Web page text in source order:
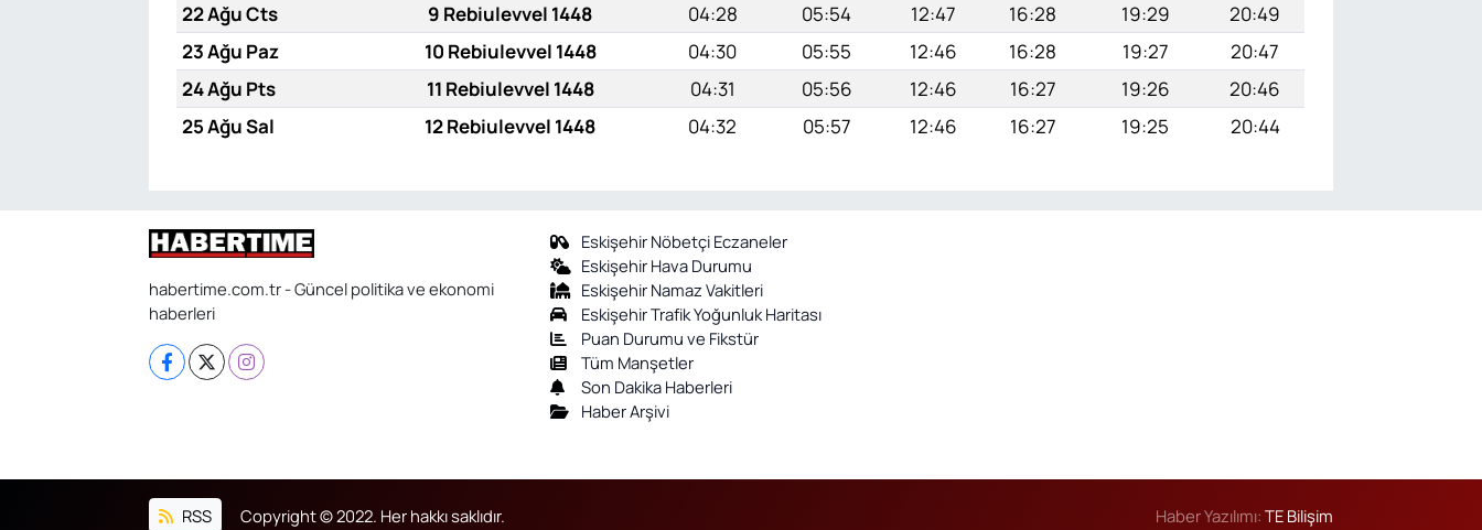
22 Ağu Cts
9 Rebiulevvel 1448 04:28 05:54 12:47 16:28 19:29
20:49
23 Ağu Paz
10 Rebiulevvel 1448 04:30 05:55 12:46 16:28 19:27
20:47
24 Ağu Pts
11 Rebiulevvel 1448 04:31 05:56 12:46 16:27 19:26
20:46
25 Ağu Sal
12 Rebiulevvel 1448 04:32 05:57 12:46 16:27 19:25 20:44
habertime.com.tr - Güncel politika ve ekonomi
haberleri
Eskişehir Nöbetçi Eczaneler
Eskişehir Hava Durumu
Eskişehir Namaz Vakitleri
Eskişehir Trafik Yoğunluk Haritası
Puan Durumu ve Fikstür
Tüm Manşetler
Son Dakika Haberleri
Haber Arşivi
RSS Copyright © 2022. Her hakkı saklıdır. Haber Yazılımı:TE Bilişim